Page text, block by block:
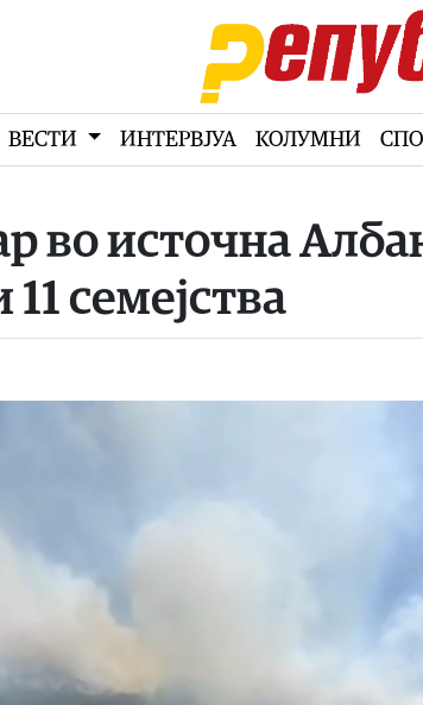
ВЕСТИ ИНТЕРВЈУА КОЛУМНИ
во источна
семејства